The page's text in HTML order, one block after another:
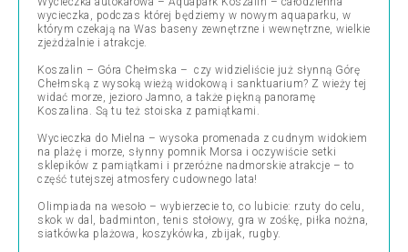
wycieczka, podczas której będziemy w nowym aquaparku, w
którym czekają na Was baseny zewnętrzne i wewnętrzne, wielkie
zjeżdżalnie i atrakcje.
Koszalin – Góra Chełmska – czy widzieliście już słynną Górę
Chełmską z wysoką wieżą widokową i sanktuarium? Z wieży tej
widać morze, jezioro Jamno, a także piękną panoramę
Koszalina. Są tu też stoiska z pamiątkami.
Wycieczka do Mielna – wysoka promenada z cudnym widokiem
na plażę i morze, słynny pomnik Morsa i oczywiście setki
sklepików z pamiątkami i przeróżne nadmorskie atrakcje – to
część tutejszej atmosfery cudownego lata!
Olimpiada na wesoło – wybierzecie to, co lubicie: rzuty do celu,
skok w dal, badminton, tenis stołowy, gra w zośkę, piłka nożna,
siatkówka plażowa, koszykówka, zbijak, rugby.